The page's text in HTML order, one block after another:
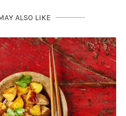
ALSO LIKE